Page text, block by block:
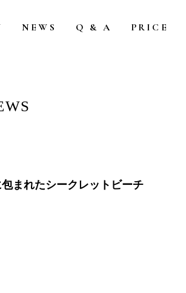
NEWS Q & A PRICE
まれたシークレットビーチ